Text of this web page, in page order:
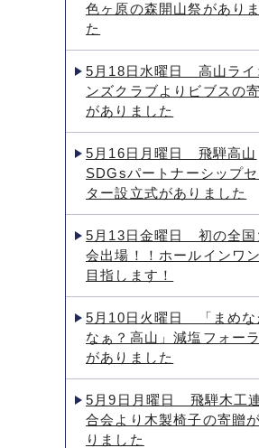
色ヶ原の森開山祭があり
た
5月18日水曜日 高山ライ
ンズクラブよりビブスの
がありました
5月16日月曜日 飛騨高山
SDGsパートナーシップ
ター設立式がありました
5月13日金曜日 初の全国
会出場！！ホールインワ
目指します！
5月10日火曜日 「まめな
なぁ？高山」減塩フォー
がありました
5月9日月曜日 飛騨木工
合会より木製椅子の寄贈
りました